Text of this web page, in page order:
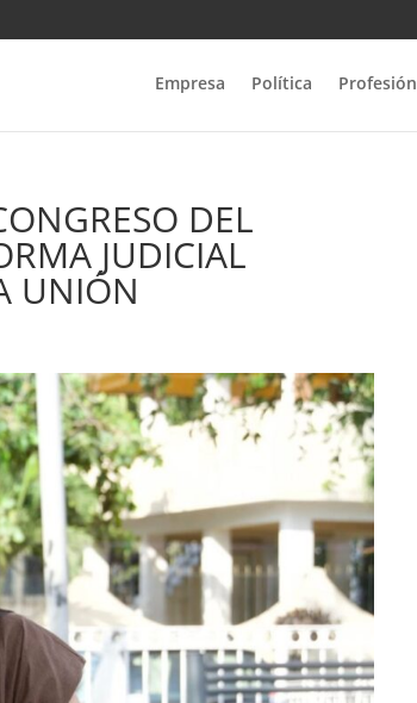
Empresa Política Profesión
DEL
JUDICIAL
UNIÓN